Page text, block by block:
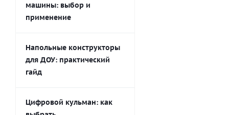
машины: выбор и
применение
Напольные конструкторы
для ДОУ: практический
гайд
Цифровой кульман: как